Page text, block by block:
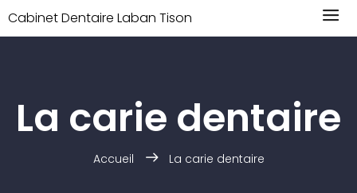
Cabinet Dentaire Laban Tison
La carie dentaire
Accueil La carie dentaire